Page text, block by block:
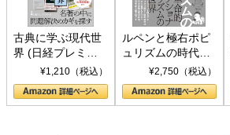
古典に学ぶ現代世
界 (日経プレミア
シリーズ)¥1,210（税込）
ルペンと極右ポピ
ュリズムの時代：
〈ヤヌス〉の二つ
の顔
¥2,750（税込）